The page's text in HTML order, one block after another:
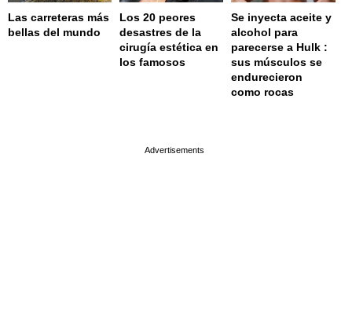
Las carreteras más
bellas del mundo
Los 20 peores
desastres de la
cirugía estética en
los famosos
Se inyecta aceite y
alcohol para
parecerse a Hulk :
sus músculos se
endurecieron
como rocas